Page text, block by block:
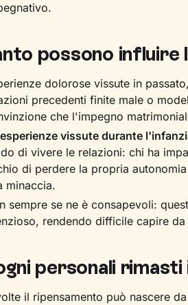
possono influire
dolorose vissute in
precedenti finite male o
che l'impegno
esperienze vissute durante
di vivere le relazioni: chi ha
di perdere la propria
minaccia.
sempre se ne è consapevoli:
rendendo difficile capire
personali rimasti
il ripensamento può nascere da